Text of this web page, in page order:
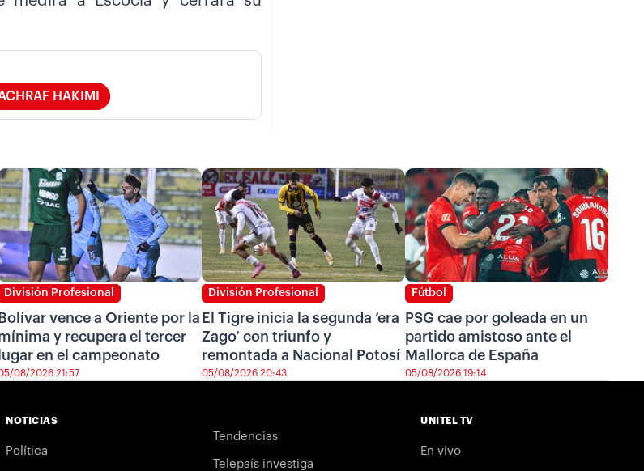
HAKIMI
División Profesional
Bolívar vence a Oriente por la
y recupera el tercer
lugar en el campeonato
08/2026 21:57
División Profesional
El Tigre inicia la segunda ‘era
Zago’ con triunfo y
remontada a Nacional Potosí
05/08/2026 20:43
Fútbol
PSG cae por goleada en un
partido amistoso ante el
Mallorca de España
05/08/2026 19:14
NOTICIAS
Política
Tendencias
Telepaís investiga
UNITEL TV
En vivo